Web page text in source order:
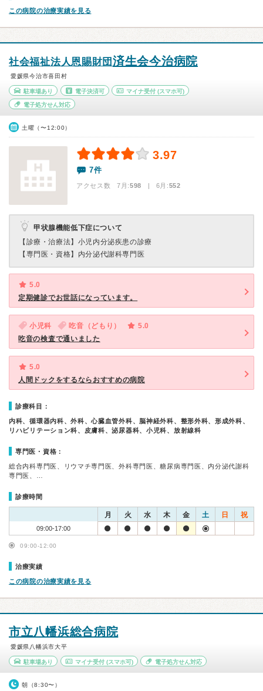
この病院の治療実績を見る
社会福祉法人恩賜財団 済生会今治病院
愛媛県今治市喜田村
駐車場あり 電子決済可 マイナ受付 (スマホ可)
電子処方せん対応
土曜（〜12:00）
3.97
7件
アクセス数 7月:598 | 6月:552
甲状腺機能低下症について
【診療・治療法】 小児内分泌疾患の診療
【専門医・資格】 内分泌代謝科専門医
5.0
定期健診でお世話になっています。
小児科 吃音（どもり）
5.0
吃音の検査で通いました
5.0
人間ドックをするならおすすめの病院
診療科目：
内科、循環器内科、外科、心臓血管外科、脳神経外科、整形外科、形成外科、
リハビリテーション科、皮膚科、泌尿器科、小児科、放射線科
専門医・資格：
総合内科専門医、リウマチ専門医、外科専門医、糖尿病専門医、内分泌代謝科
専門医、…
診療時間
月 火 水 木 金 土 日 祝
09:00-17:00
09:00-12:00
治療実績
この病院の治療実績を見る
市立八幡浜総合病院
愛媛県八幡浜市大平
駐車場あり マイナ受付(スマホ可) 電子処方せん対応
朝（8:30〜）